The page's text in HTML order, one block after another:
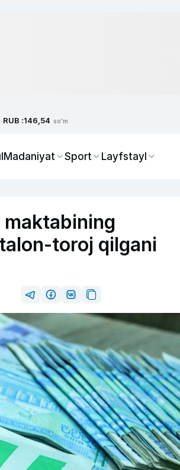
RUB :146,54 so'm
Madaniyat Sport Layfstayl
toroj qilgani